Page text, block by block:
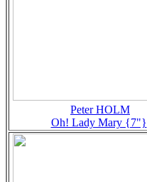
Peter HOLM
Oh! Lady Mary {7"}